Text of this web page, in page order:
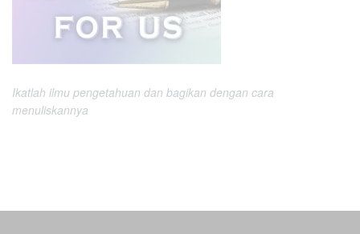
Ikatlah ilmu pengetahuan dan bagikan dengan cara
menuliskannya